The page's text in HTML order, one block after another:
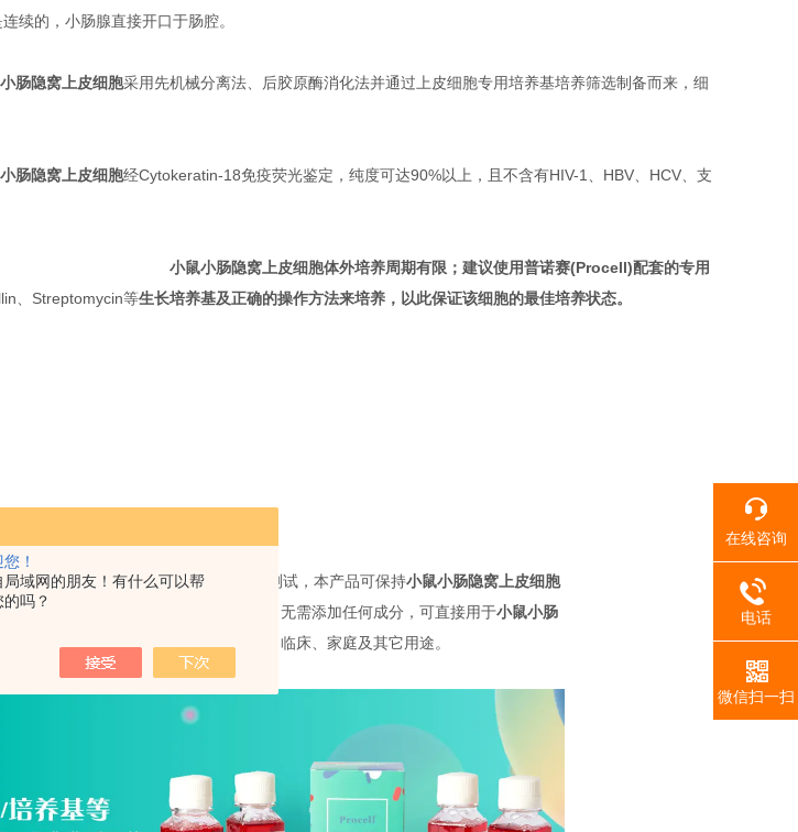
！
局域网的朋友！有什么可以帮
的吗？
续的，小肠腺直接开口于肠腔。
肠隐窝上皮细胞采用先机械分离法、后胶原酶消化法并通过上皮细胞专用培养基培养筛选制备而来，细
肠隐窝上皮细胞经Cytokeratin-18免疫荧光鉴定，纯度可达90%以上，且不含有HIV-1、HBV、HCV、支
、Streptomycin等
小鼠小肠隐窝上皮细胞体外培养周期有限；建议使用普诺赛(Procell)配套的专用
生长培养基及正确的操作方法来培养，以此保证该细胞的最佳培养状态。
(Procell)技术团队精心优化，经过长期测试，本产品可保持小鼠小肠隐窝上皮细胞
肠隐窝上皮细胞 生长所需的各种成分，无需添加任何成分，可直接用于小鼠小肠
一步科研使用，不得用于诊断、治疗、临床、家庭及其它用途。
在线咨询
电话
微信扫一扫